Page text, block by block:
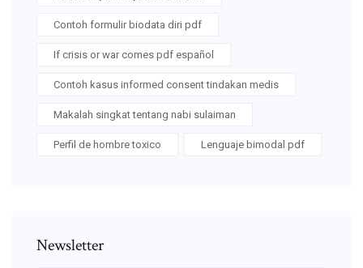
Contoh formulir biodata diri pdf
If crisis or war comes pdf español
Contoh kasus informed consent tindakan medis
Makalah singkat tentang nabi sulaiman
Perfil de hombre toxico Lenguaje bimodal pdf
Newsletter